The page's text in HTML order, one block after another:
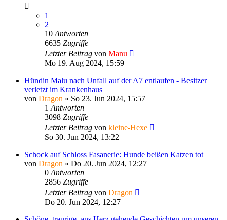
1
2
10 Antworten
6635 Zugriffe
Letzter Beitrag von Manu
Mo 19. Aug 2024, 15:59
Hündin Malu nach Unfall auf der A7 entlaufen - Besitzer
verletzt im Krankenhaus
von Dragon » So 23. Jun 2024, 15:57
1 Antworten
3098 Zugriffe
Letzter Beitrag von kleine-Hexe
So 30. Jun 2024, 13:22
Schock auf Schloss Fasanerie: Hunde beißen Katzen tot
von Dragon » Do 20. Jun 2024, 12:27
0 Antworten
2856 Zugriffe
Letzter Beitrag von Dragon
Do 20. Jun 2024, 12:27